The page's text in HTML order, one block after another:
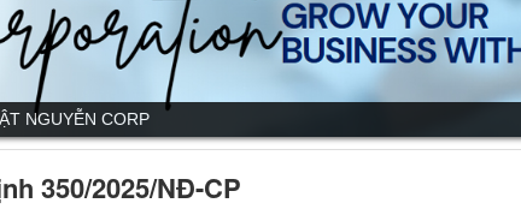
NGUYỄN CORP
350/2025/NĐ-CP